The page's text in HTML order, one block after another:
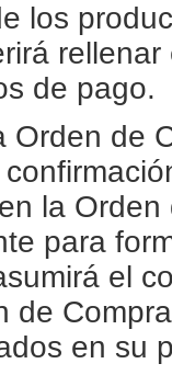
los
de pago.
Orden de
la
para
el
de
en su